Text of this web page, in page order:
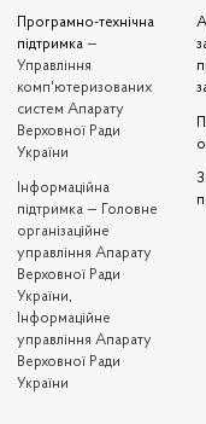
Програмно-технічна
підтримка —
Управління
комп'ютеризованих
систем Апарату
Верховної Ради
України
Iнформаційна
підтримка — Головне
організаційне
управління Апарату
Верховної Ради
України,
Інформаційне
управління Апарату
Верховної Ради
України